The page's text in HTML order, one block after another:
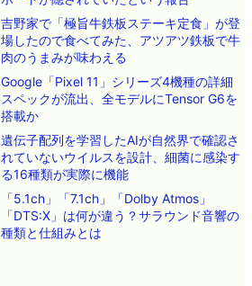
吉野家で「極旨牛鉄板ステーキ定食」が登
場したので食べてみた、アツアツ鉄板で牛
肉のうまみが味わえる
Google「Pixel 11」シリーズ4機種の詳細
スペックが流出、全モデルにTensor G6を
搭載か
遺伝子配列を学習したAIが自然界で確認さ
れていないウイルスを設計、細菌に感染す
る16種類が実際に機能
「5.1ch」「7.1ch」「Dolby Atmos」
「DTS:X」は何が違う？サラウンド音響の
種類と仕組みとは